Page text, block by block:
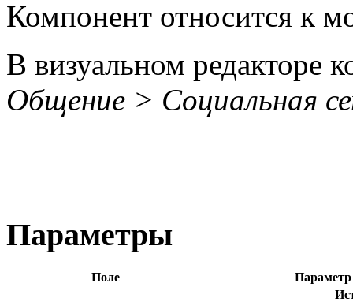
Компонент относится к
В визуальном редакторе
Общение > Социальная
Параметры
Поле
Параметр